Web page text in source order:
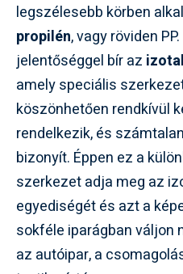
legszélesebb körben
propilén, vagy röviden
jelentőséggel bír az
amely speciális
köszönhetően rendkívül
rendelkezik, és
bizonyít. Éppen ez a
szerkezet adja meg az
egyediségét és azt a
sokféle iparágban váljon
az autóipar, a